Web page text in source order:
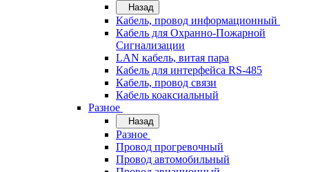
Назад
Кабель, провод информационный
Кабель для Охранно-Пожарной
Сигнализации
LAN кабель, витая пара
Кабель для интерфейса RS-485
Кабель, провод связи
Кабель коаксиальный
Разное
Назад
Разное
Провод прогревочный
Провод автомобильный